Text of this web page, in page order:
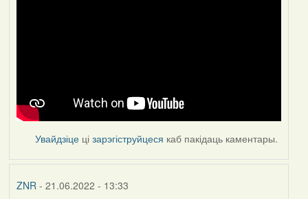
Увайдзіце цізарэгіструйцеся каб пакідаць каментары.
ZNR - 21.06.2022 - 13:33